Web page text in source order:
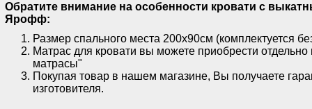
Обратите внимание на особенности кровати с
Ярофф:
Размер спального места 200х90см (комплектуется
Матрас для кровати вы можете приобрести отдельно
матрасы"
Покупая товар в нашем магазине, Вы получаете
изготовителя.